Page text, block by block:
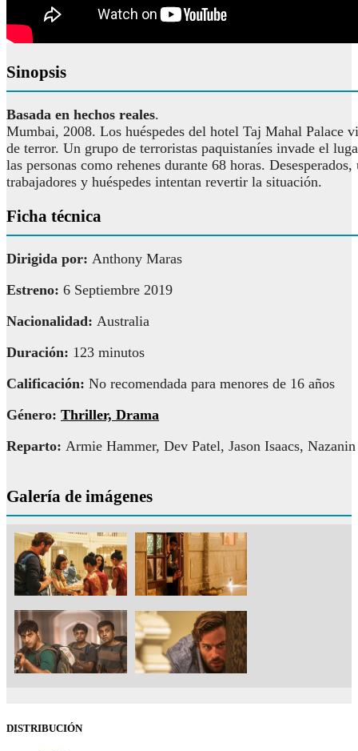
Sinopsis
Basada en hechos reales.
Mumbai, 2008. Los huéspedes del hotel Taj Mahal Palace
de terror. Un grupo de terroristas paquistaníes invade el
las personas como rehenes durante 68 horas.
trabajadores y huéspedes intentan revertir la situación.
Ficha técnica
Dirigida por: Anthony Maras
Estreno: 6 Septiembre 2019
Nacionalidad: Australia
Duración: 123 minutos
Calificación: No recomendada para menores de 16 años
Género: Thriller, Drama
Reparto: Armie Hammer, Dev Patel, Jason Isaacs,
Galería de imágenes
DISTRIBUCIÓN